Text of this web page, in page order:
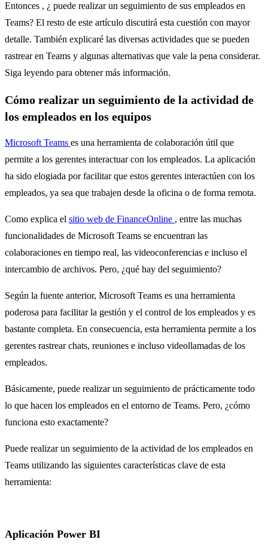
Entonces , ¿ puede realizar un seguimiento de sus empleados en
Teams? El resto de este artículo discutirá esta cuestión con mayor
detalle. También explicaré las diversas actividades que se pueden
rastrear en Teams y algunas alternativas que vale la pena considerar.
Siga leyendo para obtener más información.
Cómo realizar un seguimiento de la actividad de
los empleados en los equipos
Microsoft Teams es una herramienta de colaboración útil que
permite a los gerentes interactuar con los empleados. La aplicación
ha sido elogiada por facilitar que estos gerentes interactúen con los
empleados, ya sea que trabajen desde la oficina o de forma remota.
Como explica el sitio web de FinanceOnline , entre las muchas
funcionalidades de Microsoft Teams se encuentran las
colaboraciones en tiempo real, las videoconferencias e incluso el
intercambio de archivos. Pero, ¿qué hay del seguimiento?
Según la fuente anterior, Microsoft Teams es una herramienta
poderosa para facilitar la gestión y el control de los empleados y es
bastante completa. En consecuencia, esta herramienta permite a los
gerentes rastrear chats, reuniones e incluso videollamadas de los
empleados.
Básicamente, puede realizar un seguimiento de prácticamente todo
lo que hacen los empleados en el entorno de Teams. Pero, ¿cómo
funciona esto exactamente?
Puede realizar un seguimiento de la actividad de los empleados en
Teams utilizando las siguientes características clave de esta
herramienta:
Aplicación Power BI